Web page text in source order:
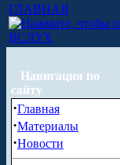
ГЛАВНАЯ
ВСЛУХ
Навигация по
сайту
·Главная
·Материалы
·Новости